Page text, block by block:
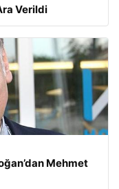
Verildi
Mehmet